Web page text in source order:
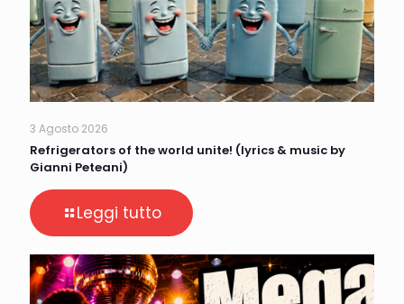
3 Agosto 2026
Refrigerators of the world unite! (lyrics & music by
Gianni Peteani)
Leggi tutto